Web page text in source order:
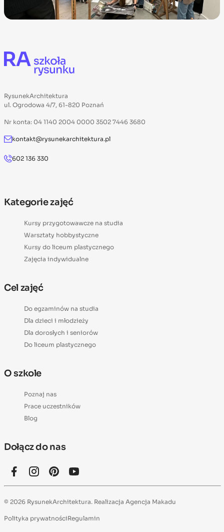
RysunekArchitektura
ul. Ogrodowa 4/7, 61-820 Poznań
Nr konta: 04 1140 2004 0000 3502 7446 3680
kontakt@rysunekarchitektura.pl
602 136 330
Kategorie zajęć
Kursy przygotowawcze na studia
Warsztaty hobbystyczne
Kursy do liceum plastycznego
Zajęcia indywidualne
Cel zajęć
Do egzaminów na studia
Dla dzieci i młodzieży
Dla dorosłych i seniorów
Do liceum plastycznego
O szkole
Poznaj nas
Prace uczestników
Blog
Dołącz do nas
© 2026 RysunekArchitektura. Realizacja Agencja Makadu
Polityka prywatnościRegulamin